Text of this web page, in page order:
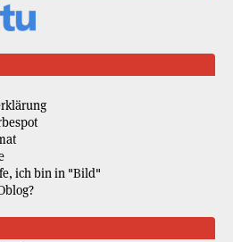
ich bin in "Bild"